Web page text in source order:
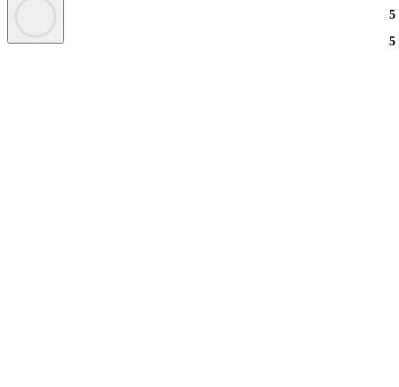
3
3
2
2
3
3
5
5